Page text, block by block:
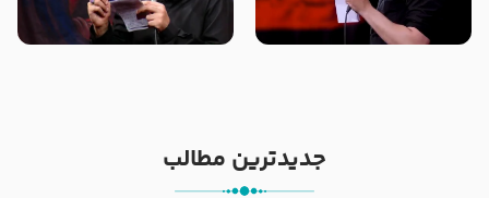
تک ، عبّاس، صاحب دل‌هاست –
حاج حنیف طاهری – عزاداری شب
من غلام نوکراتم من عاشق کربلاتم
– شور زمینه – شب هفتم – محرم
جدیدترین مطالب